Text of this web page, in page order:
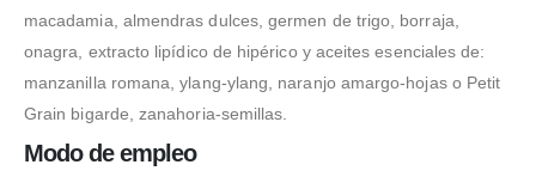
macadamia, almendras dulces, germen de trigo, borraja,
onagra, extracto lipídico de hipérico y aceites esenciales de:
manzanilla romana, ylang-ylang, naranjo amargo-hojas o Petit
Grain bigarde, zanahoria-semillas.
Modo de empleo